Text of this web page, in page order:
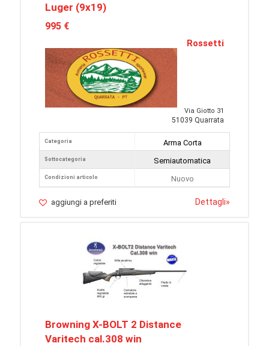
Luger (9x19)
995 €
Rossetti
Via Giotto 31
51039 Quarrata
Categoria
Sottocategoria
Condizioni articolo
Arma Corta
Semiautomatica
Nuovo
aggiungi a preferiti Dettagli»
Browning X-BOLT 2 Distance
Varitech cal.308 win